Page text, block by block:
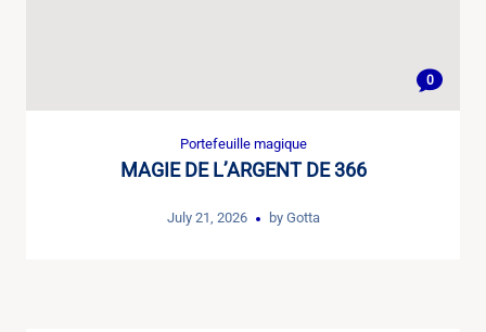
0
Portefeuille magique
MAGIE DE L’ARGENT DE 366
July 21, 2026 by Gotta